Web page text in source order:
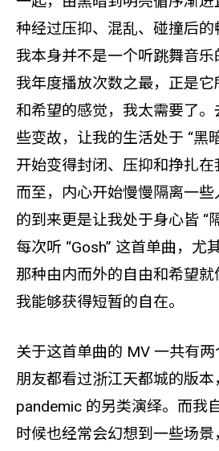
种经过压抑、混乱、碰撞后的
我本身并不是一个听跳舞音
我年度播放次数之最，正是
和希望的感觉，我太需要了
些变故，让我的生活处于 “黑
开始变得封闭、压抑和挣扎
而至，内心开始慢慢隔离一
的到来更是让我处于身心皆 “
每次听 “Gosh” 这首单曲，尤
那种由内而外的自由和希望就
我能够获得短暂的自在。
关于这首单曲的 MV 一共有
朋友都看过浙江天都城的版
pandemic 的另类演绎。而我
时候也经常会幻想到一些场